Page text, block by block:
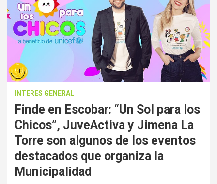
INTERES GENERAL
Finde en Escobar: “Un Sol para los
Chicos”, JuveActiva y Jimena La
Torre son algunos de los eventos
destacados que organiza la
Municipalidad